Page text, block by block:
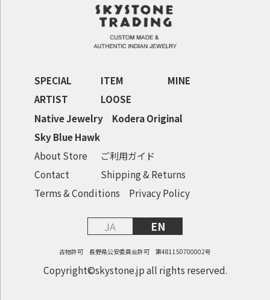
SPECIAL ITEM
MINE
ARTIST
LOOSE
Native Jewelry
Kodera Original
Sky Blue Hawk
About Store
ご利用ガイド
Contact
Shipping & Returns
Terms & Conditions
Privacy Policy
JA EN
古物許可 長野県公安委員会許可 第481150700002号
Copyright©skystone.jp all rights reserved.